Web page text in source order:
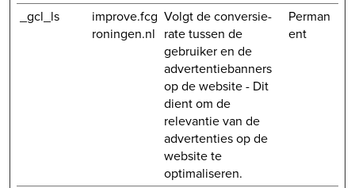
_gcl_ls
improve.fcg
roningen.nl
Volgt de conversie-
rate tussen de
gebruiker en de
advertentiebanners
op de website - Dit
dient om de
relevantie van de
advertenties op de
website te
optimaliseren.
Perman
ent